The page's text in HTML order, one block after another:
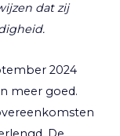
dat zij
2024
meer goed.